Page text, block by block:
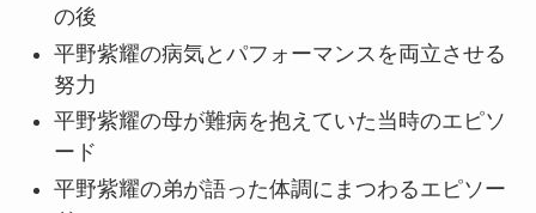
の後
平野紫耀の病気とパフォーマンスを両立させる
努力
平野紫耀の母が難病を抱えていた当時のエピソ
ード
平野紫耀の弟が語った体調にまつわるエピソー